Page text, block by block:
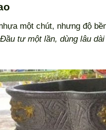
một chút, nhưng độ
Đầu tư một lần, dùng lâu dài